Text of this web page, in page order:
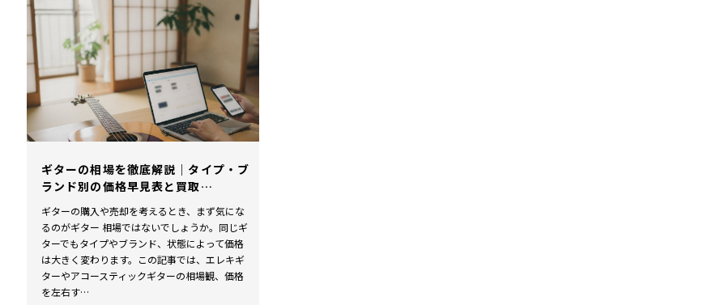
ギターの相場を徹底解説｜タイプ・ブ
ランド別の価格早見表と買取…
ギターの購入や売却を考えるとき、まず気にな
るのがギター 相場ではないでしょうか。同じギ
ターでもタイプやブランド、状態によって価格
は大きく変わります。この記事では、エレキギ
ターやアコースティックギターの相場観、価格
を左右す…